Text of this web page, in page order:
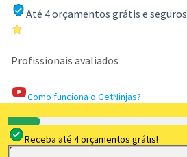
Até 4 orçamentos grátis e seguros
Profissionais avaliados
Como funciona o GetNinjas?
Receba até 4 orçamentos grátis!